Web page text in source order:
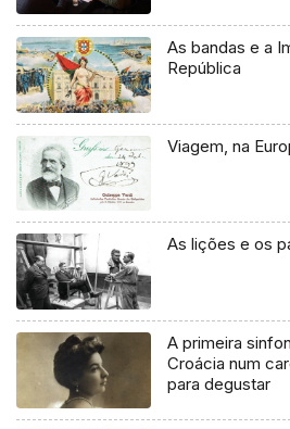
As bandas e a
República
Viagem, na
As lições e os
A primeira
Croácia num
para degustar